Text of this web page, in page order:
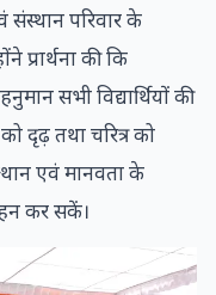
संस्थान परिवार के
प्रार्थना की कि
सभी विद्यार्थियों की
दृढ़ तथा चरित्र को
एवं मानवता के
कर सकें।